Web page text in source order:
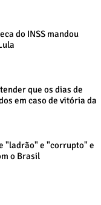
do INSS mandou
que os dias de
em caso de vitória da
"ladrão" e "corrupto" e
o Brasil